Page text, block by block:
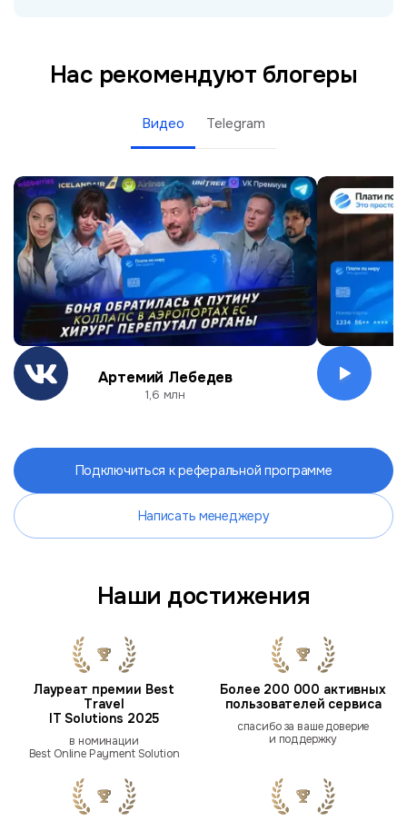
Нас рекомендуют блогеры
Видео Telegram
Артемий Лебедев
1,6 млн
Подключиться к реферальной программе
Написать менеджеру
Наши достижения
Лауреат премии Best
Travel
IT Solutions 2025
в номинации
Best Online Payment Solution
Более 200 000 активных
пользователей сервиса
спасибо за ваше доверие
и поддержку